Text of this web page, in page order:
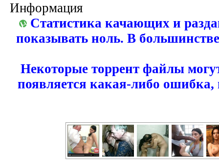
Информация
Статистика качающих и
показывать ноль. В
Некоторые торрент файлы
появляется какая-либо